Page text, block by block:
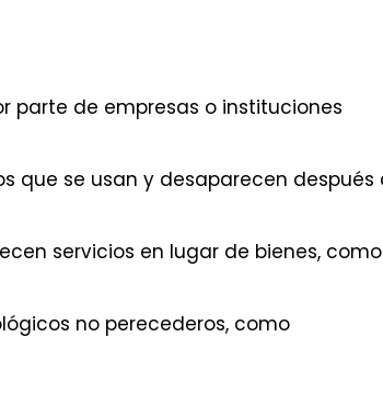
parte de empresas o instituciones
que se usan y desaparecen después
servicios en lugar de bienes, como
no perecederos, como